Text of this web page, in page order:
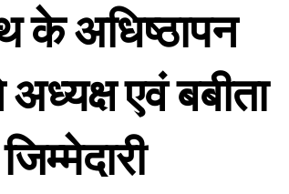
के अधिष्ठापन
एवं बबीता